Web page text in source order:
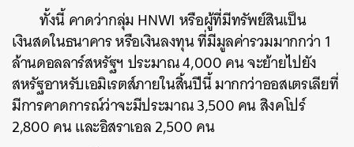
ทั้งนี้ คาดว่ากลุ่ม HNWI หรือผู้ที่มีทรัพย์สินเป็น
เงินสดในธนาคาร หรือเงินลงทุน ที่มีมูลค่ารวมมากกว่า 1
ล้านดอลลาร์สหรัฐฯ ประมาณ 4,000 คน จะย้ายไปยัง
สหรัฐอาหรับเอมิเรตส์ภายในสิ้นปีนี้ มากกว่าออสเตรเลียที่
มีการคาดการณ์ว่าจะมีประมาณ 3,500 คน สิงคโปร์
2,800 คน และอิสราเอล 2,500 คน